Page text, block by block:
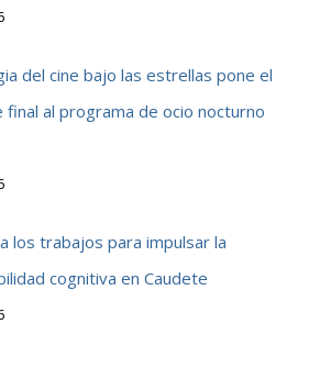
del cine bajo las estrellas pone el
final al programa de ocio nocturno
los trabajos para impulsar la
cognitiva en Caudete